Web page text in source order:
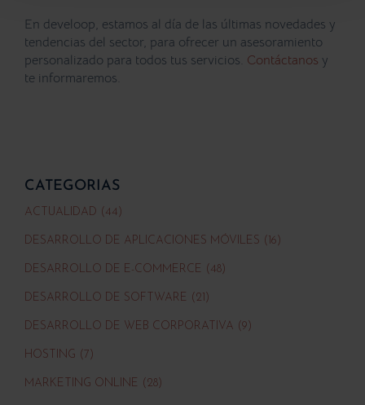
En develoop, estamos al día de las últimas novedades y
tendencias del sector, para ofrecer un asesoramiento
personalizado para todos tus servicios. Contáctanos y
te informaremos.
CATEGORIAS
ACTUALIDAD (44)
DESARROLLO DE APLICACIONES MÓVILES (16)
DESARROLLO DE E-COMMERCE (48)
DESARROLLO DE SOFTWARE (21)
DESARROLLO DE WEB CORPORATIVA (9)
HOSTING (7)
MARKETING ONLINE (28)